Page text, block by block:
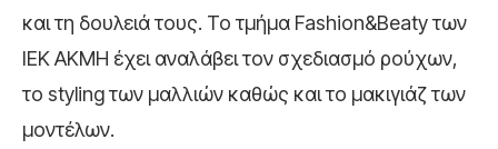
και τη δουλειά τους. Το τμήμα Fashion&Beaty των
ΙΕΚ ΑΚΜΗ έχει αναλάβει τον σχεδιασμό ρούχων,
το styling των μαλλιών καθώς και το μακιγιάζ των
μοντέλων.